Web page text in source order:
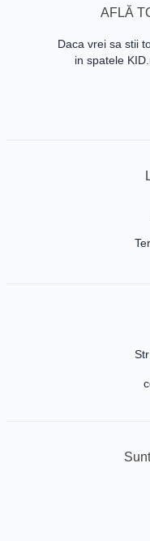
AFLĂ
Daca vrei sa stii
in spatele